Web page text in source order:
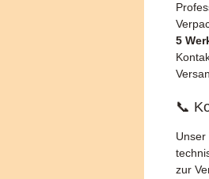
5
📞
Unser
zur